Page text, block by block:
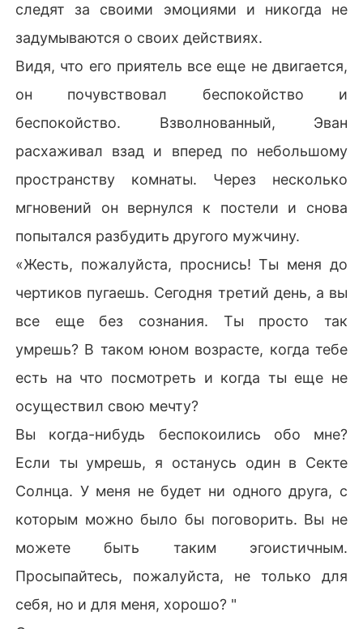
следят за своими эмоциями и никогда не
задумываются о своих действиях.
Видя, что его приятель все еще не двигается,
он почувствовал беспокойство и
беспокойство. Взволнованный, Эван
расхаживал взад и вперед по небольшому
пространству комнаты. Через несколько
мгновений он вернулся к постели и снова
попытался разбудить другого мужчину.
«Жесть, пожалуйста, проснись! Ты меня до
чертиков пугаешь. Сегодня третий день, а вы
все еще без сознания. Ты просто так
умрешь? В таком юном возрасте, когда тебе
есть на что посмотреть и когда ты еще не
осуществил свою мечту?
Вы когда-нибудь беспокоились обо мне?
Если ты умрешь, я останусь один в Секте
Солнца. У меня не будет ни одного друга, с
которым можно было бы поговорить. Вы не
можете быть таким эгоистичным.
Просыпайтесь, пожалуйста, не только для
себя, но и для меня, хорошо? "